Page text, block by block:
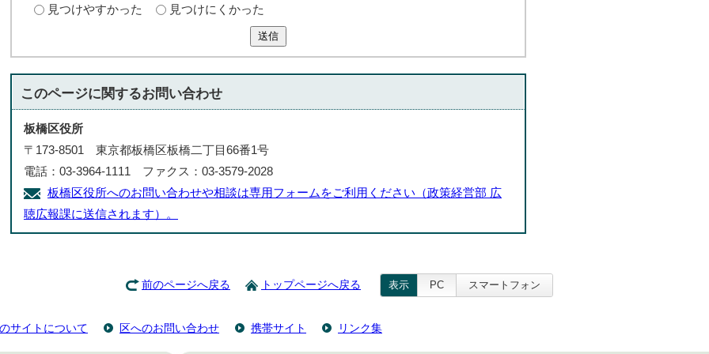
見つけやすかった 見つけにくかった
送信
このページに関するお問い合わせ
板橋区役所
〒173-8501 東京都板橋区板橋二丁目66番1号
電話：03-3964-1111 ファクス：03-3579-2028
板橋区役所へのお問い合わせや相談は専用フォームをご利用ください（政策経営部 広
聴広報課に送信されます）。
前のページへ戻る トップページへ戻る 表示 PC スマートフォン
サイトについて 区へのお問い合わせ 携帯サイト リンク集